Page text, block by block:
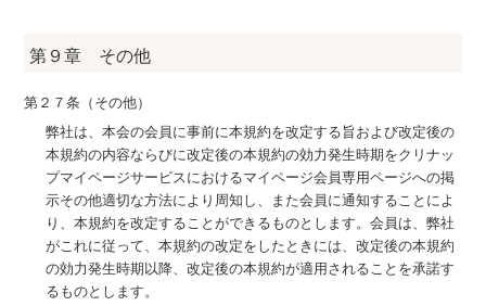
第９章 その他
第２７条（その他）
弊社は、本会の会員に事前に本規約を改定する旨および改定後の
本規約の内容ならびに改定後の本規約の効力発生時期をクリナッ
プマイページサービスにおけるマイページ会員専用ページへの掲
示その他適切な方法により周知し、また会員に通知することによ
り、本規約を改定することができるものとします。会員は、弊社
がこれに従って、本規約の改定をしたときには、改定後の本規約
の効力発生時期以降、改定後の本規約が適用されることを承諾す
るものとします。